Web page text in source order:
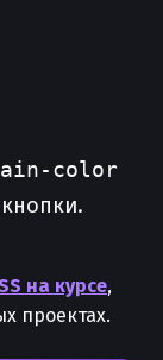
color
на курсе,
проектах.